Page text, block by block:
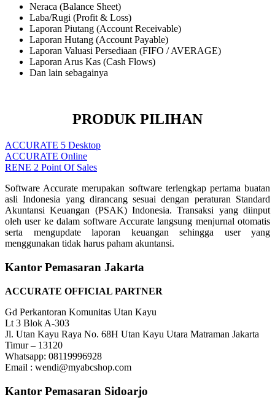
Neraca (Balance Sheet)
Laba/Rugi (Profit & Loss)
Laporan Piutang (Account Receivable)
Laporan Hutang (Account Payable)
Laporan Valuasi Persediaan (FIFO / AVERAGE)
Laporan Arus Kas (Cash Flows)
Dan lain sebagainya
PRODUK PILIHAN
ACCURATE 5 Desktop
ACCURATE Online
RENE 2 Point Of Sales
Software Accurate merupakan software terlengkap pertama buatan
asli Indonesia yang dirancang sesuai dengan peraturan Standard
Akuntansi Keuangan (PSAK) Indonesia. Transaksi yang diinput
oleh user ke dalam software Accurate langsung menjurnal otomatis
serta mengupdate laporan keuangan sehingga user yang
menggunakan tidak harus paham akuntansi.
Kantor Pemasaran Jakarta
ACCURATE OFFICIAL PARTNER
Gd Perkantoran Komunitas Utan Kayu
Lt 3 Blok A-303
Jl. Utan Kayu Raya No. 68H Utan Kayu Utara Matraman Jakarta
Timur – 13120
Whatsapp: 08119996928
Email : wendi@myabcshop.com
Kantor Pemasaran Sidoarjo